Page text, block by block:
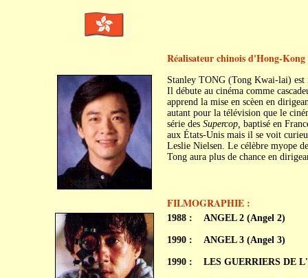
Réalisateur chinois d'Hong-Kong
Stanley TONG (Tong Kwai-lai) est
Il débute au cinéma comme
apprend la mise en scèen en
autant pour la télévision que le
série des Supercop, baptisé en
aux États-Unis mais il se voit
Leslie Nielsen. Le célèbre myope
Tong aura plus de chance en
FILMOGRAPHIE :
1988 :
1990 :
1990 :
ANGEL 2 (Angel 2)
ANGEL 3 (Angel 3)
LES GUERRIERS DE